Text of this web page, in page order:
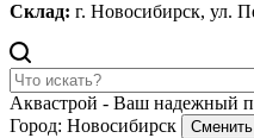
Склад: г. Новосибирск, ул.
Аквастрой - Ваш надежный
Город: Новосибирск
Сменить